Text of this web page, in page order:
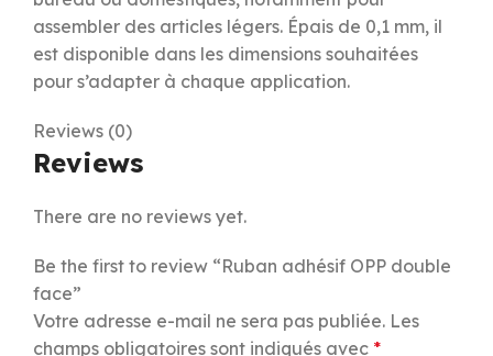
assembler des articles légers. Épais de 0,1 mm, il
est disponible dans les dimensions souhaitées
pour s’adapter à chaque application.
Reviews (0)
Reviews
There are no reviews yet.
Be the first to review “Ruban adhésif OPP double
face”
Votre adresse e-mail ne sera pas publiée. Les
champs obligatoires sont indiqués avec *